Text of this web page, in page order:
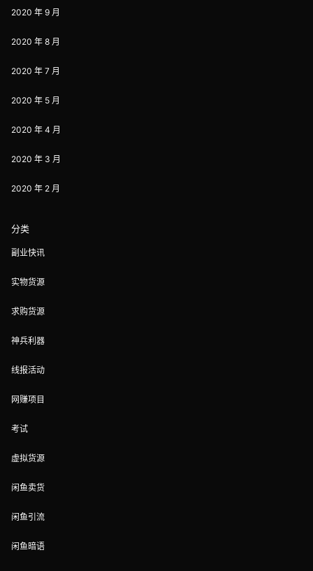
2020 年 9 月
2020 年 8 月
2020 年 7 月
2020 年 5 月
2020 年 4 月
2020 年 3 月
2020 年 2 月
分类
副业快讯
实物货源
求购货源
神兵利器
线报活动
网赚项目
考试
虚拟货源
闲鱼卖货
闲鱼引流
闲鱼暗语